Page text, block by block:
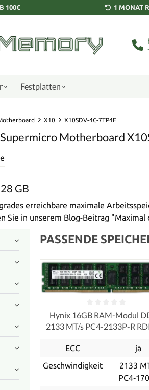
100€ 1 MONAT
Festplatten
X10 X10SDV-4C-7TP4F
Motherboard
GB
erreichbare maximale
Sie in unserem Blog-Beitrag "Maximal
PASSENDE
Hynix 16GB RAM-Modul
2133 MT/s PC4-2133P-R
ECC
ja
Geschwindigkeit
2133